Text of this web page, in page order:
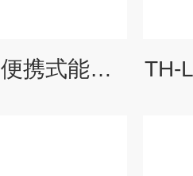
TH-BN1010km便携式能见度检测仪 TH-